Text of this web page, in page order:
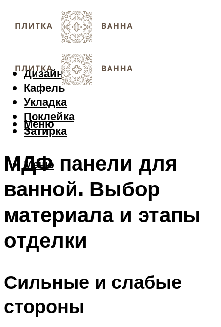
Дизайн
Кафель
Укладка
Поклейка
Затирка
Меню
Меню
МДФ панели для
ванной. Выбор
материала и этапы
отделки
Сильные и слабые
стороны